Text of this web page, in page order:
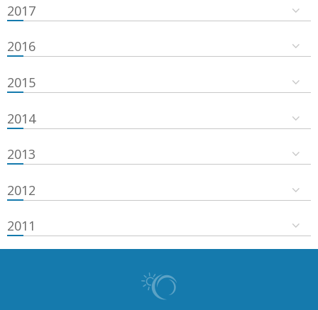
2017
2016
2015
2014
2013
2012
2011